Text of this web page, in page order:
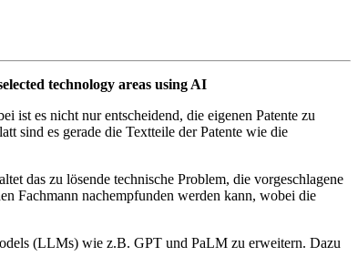
technology areas using AI
ist es nicht nur entscheidend, die eigenen Patente zu
sind es gerade die Textteile der Patente wie die
das zu lösende technische Problem, die vorgeschlagene
Fachmann nachempfunden werden kann, wobei die
(LLMs) wie z.B. GPT und PaLM zu erweitern. Dazu